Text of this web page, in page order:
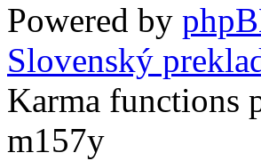
Powered by
Slovenský
Karma functions
m157y